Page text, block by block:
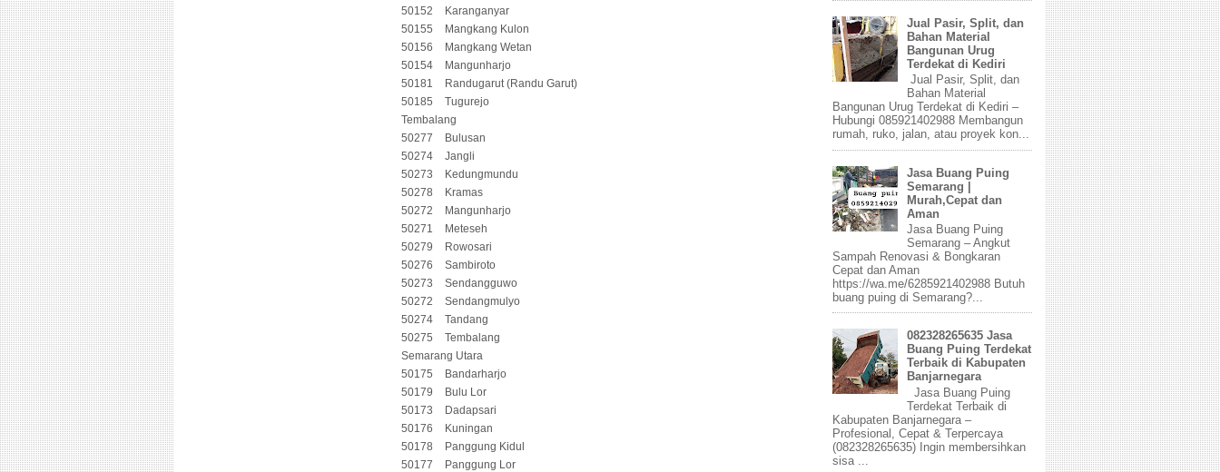
50152
Karanganyar
50155
Mangkang Kulon
50156
Mangkang Wetan
50154
Mangunharjo
50181
Randugarut (Randu Garut)
50185
Tugurejo
Tembalang
50277
Bulusan
50274
Jangli
50273
Kedungmundu
50278
Kramas
50272
Mangunharjo
50271
Meteseh
50279
Rowosari
50276
Sambiroto
50273
Sendangguwo
50272
Sendangmulyo
50274
Tandang
50275
Tembalang
Semarang Utara
50175
Bandarharjo
50179
Bulu Lor
50173
Dadapsari
50176
Kuningan
50178
Panggung Kidul
50177
Panggung Lor
Jual Pasir, Split, dan
Bahan Material
Bangunan Urug
Terdekat di Kediri
Jual Pasir, Split, dan
Bahan Material
Bangunan Urug Terdekat di Kediri –
Hubungi 085921402988 Membangun
rumah, ruko, jalan, atau proyek kon...
Jasa Buang Puing
Semarang |
Murah,Cepat dan
Aman
Jasa Buang Puing
Semarang – Angkut
Sampah Renovasi & Bongkaran
Cepat dan Aman
https://wa.me/6285921402988 Butuh
buang puing di Semarang?...
082328265635 Jasa
Buang Puing Terdekat
Terbaik di Kabupaten
Banjarnegara
Jasa Buang Puing
Terdekat Terbaik di
Kabupaten Banjarnegara –
Profesional, Cepat & Terpercaya
(082328265635) Ingin membersihkan
sisa ...